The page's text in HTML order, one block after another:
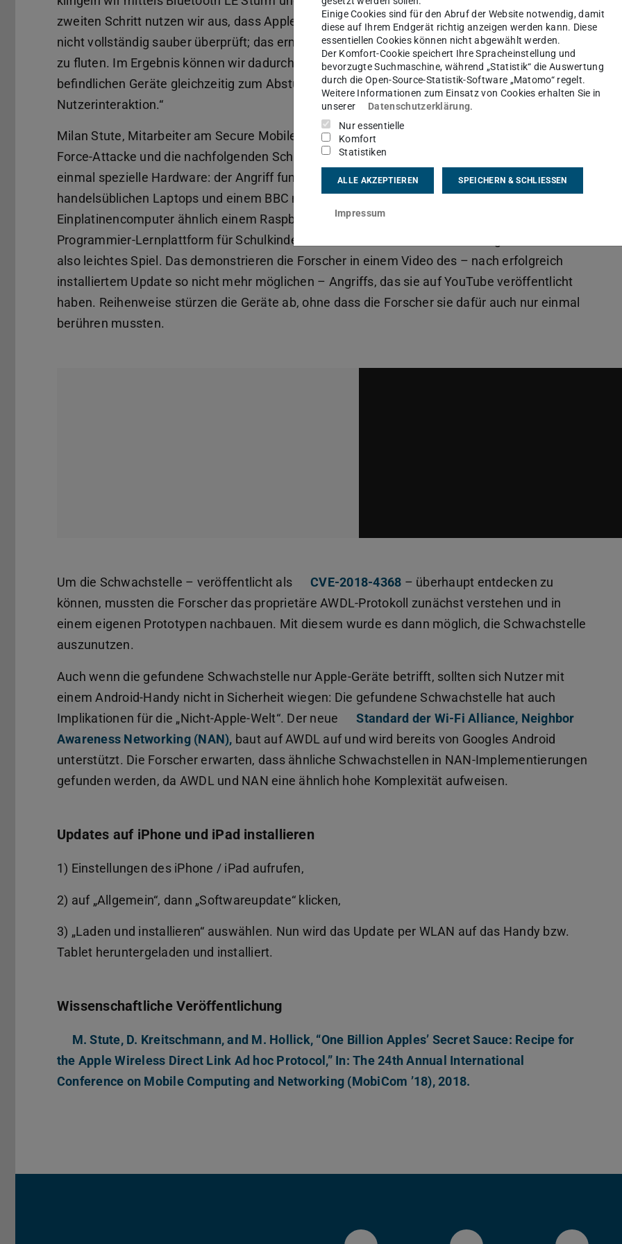
zweiten Schritt nutzen wir aus, dass Apple die Eingaben, die wir an das Zielgerät schicken,
nicht vollständig sauber überprüft; das ermöglicht es uns, das Gerät mit unsinnigen Eingaben
zu fluten. Im Ergebnis können wir dadurch das Zielgerät oder auch alle in der Nähe
befindlichen Geräte gleichzeitig zum Absturz bringen. Dabei benötigen wir keinerlei
Nutzerinteraktion.“
Milan Stute, Mitarbeiter am Secure Mobile Networking Lab, ergänzt: „Um die Bluetooth Brute-
Force-Attacke und die nachfolgenden Schritte praktisch durchzuführen, braucht es nicht
einmal spezielle Hardware: der Angriff funktioniert mit einer WLAN-Karte eines
handelsüblichen Laptops und einem BBC micro:bit, einem preiswerten Bluetooth-fähigen
Einplatinencomputer ähnlich einem Raspberry Pi oder Arduino, der ursprünglich als
Programmier-Lernplattform für Schulkinder entwickelt wurde.“ Potenzielle Angreifer hätten
also leichtes Spiel. Das demonstrieren die Forscher in einem Video des – nach erfolgreich
installiertem Update so nicht mehr möglichen – Angriffs, das sie auf YouTube veröffentlicht
haben. Reihenweise stürzen die Geräte ab, ohne dass die Forscher sie dafür auch nur einmal
berühren mussten.
Um die Schwachstelle – veröffentlicht als CVE-2018-4368 – überhaupt entdecken zu
können, mussten die Forscher das proprietäre AWDL-Protokoll zunächst verstehen und in
einem eigenen Prototypen nachbauen. Mit diesem wurde es dann möglich, die Schwachstelle
auszunutzen.
Auch wenn die gefundene Schwachstelle nur Apple-Geräte betrifft, sollten sich Nutzer mit
einem Android-Handy nicht in Sicherheit wiegen: Die gefundene Schwachstelle hat auch
Implikationen für die „Nicht-Apple-Welt“. Der neue
Standard der Wi-Fi Alliance, Neighbor
Awareness Networking (NAN), baut auf AWDL auf und wird bereits von Googles Android
unterstützt. Die Forscher erwarten, dass ähnliche Schwachstellen in NAN-Implementierungen
gefunden werden, da AWDL und NAN eine ähnlich hohe Komplexität aufweisen.
Updates auf iPhone und iPad installieren
1) Einstellungen des iPhone / iPad aufrufen,
2) auf „Allgemein“, dann „Softwareupdate“ klicken,
3) „Laden und installieren“ auswählen. Nun wird das Update per WLAN auf das Handy bzw.
Tablet heruntergeladen und installiert.
Wissenschaftliche Veröffentlichung
M. Stute, D. Kreitschmann, and M. Hollick, “One Billion Apples’ Secret Sauce: Recipe for
the Apple Wireless Direct Link Ad hoc Protocol,” In: The 24th Annual International
Conference on Mobile Computing and Networking (MobiCom ’18), 2018.
Einige Cookies sind für den Abruf der Website notwendig, damit
diese auf Ihrem Endgerät richtig anzeigen werden kann. Diese
essentiellen Cookies können nicht abgewählt werden.
Der Komfort-Cookie speichert Ihre Spracheinstellung und
bevorzugte Suchmaschine, während „Statistik“ die Auswertung
durch die Open-Source-Statistik-Software „Matomo“ regelt.
Weitere Informationen zum Einsatz von Cookies erhalten Sie in
unserer
Datenschutzerklärung.
Nur essentielle
Komfort
Statistiken
ALLE AKZEPTIEREN SPEICHERN & SCHLIESSEN
Impressum